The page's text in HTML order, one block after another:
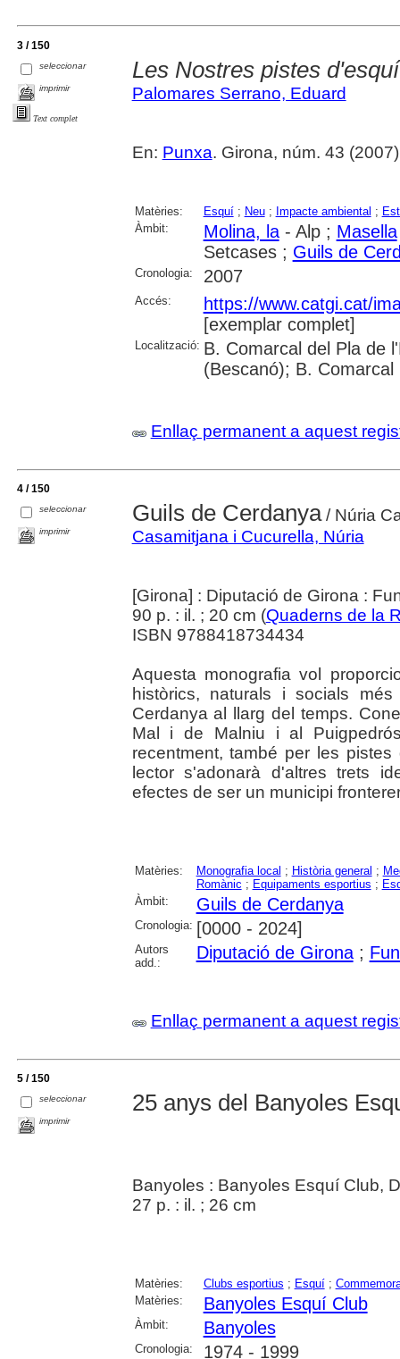
3 / 150
seleccionar
imprimir
Text complet
Les Nostres pistes d'esquí
Palomares Serrano, Eduard
En: Punxa. Girona, núm. 43
Matèries: Esquí; Neu; Impacte ambiental ;
Àmbit:
Molina, la- Alp ; Masella
Setcases ; Guils de
Cronologia: 2007
Accés:
https://www.catgi.cat/
[exemplar complet]
Localització: B. Comarcal del Pla de
(Bescanó); B.
Enllaç permanent a aquest
4 / 150
seleccionar
imprimir
Guils de Cerdanya/ Núria
Casamitjana i Cucurella, Núria
[Girona] : Diputació de Girona :
90 p. : il. ; 20 cm (Quaderns de la
ISBN 9788418734434
Aquesta monografia vol
històrics, naturals i socials
Cerdanya al llarg del temps.
Mal i de Malniu i al
recentment, també per les
lector s'adonarà d'altres trets
efectes de ser un municipi
Matèries: Monografia local ; Història general ;
Romànic ; Equipaments esportius ;
Àmbit:
Guils de Cerdanya
Cronologia: [0000 - 2024]
Autors
add.:
Diputació de Girona;
Enllaç permanent a aquest
5 / 150
seleccionar
imprimir
25 anys del Banyoles
Banyoles : Banyoles Esquí Club,
27 p. : il. ; 26 cm
Matèries: Clubs esportius ; Esquí;
Matèries:
Banyoles Esquí Club
Àmbit: Banyoles
Cronologia: 1974 - 1999